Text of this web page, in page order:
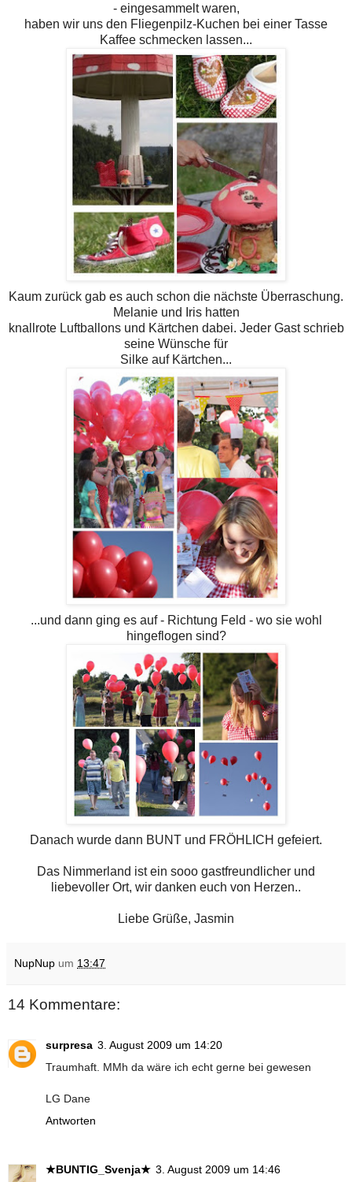
- eingesammelt waren,
haben wir uns den Fliegenpilz-Kuchen bei einer Tasse
Kaffee schmecken lassen...
Kaum zurück gab es auch schon die nächste Überraschung.
Melanie und Iris hatten
knallrote Luftballons und Kärtchen dabei. Jeder Gast schrieb
seine Wünsche für
Silke auf Kärtchen...
...und dann ging es auf - Richtung Feld - wo sie wohl
hingeflogen sind?
Danach wurde dann BUNT und FRÖHLICH gefeiert.
Das Nimmerland ist ein sooo gastfreundlicher und
liebevoller Ort, wir danken euch von Herzen..
Liebe Grüße, Jasmin
NupNup um 13:47
14 Kommentare:
surpresa 3. August 2009 um 14:20
Traumhaft. MMh da wäre ich echt gerne bei gewesen
LG Dane
Antworten
★BUNTIG_Svenja★ 3. August 2009 um 14:46